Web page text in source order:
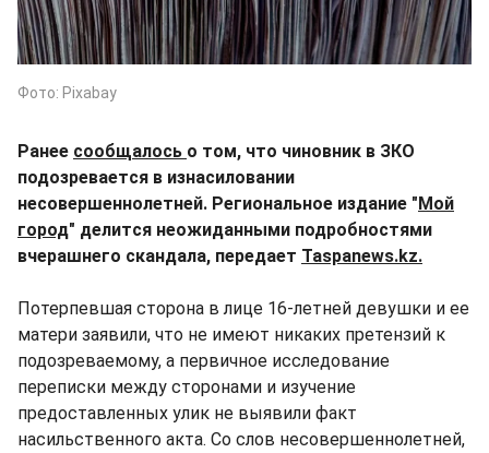
Фото: Pixabay
Ранее сообщалось о том, что чиновник в ЗКО
подозревается в изнасиловании
несовершеннолетней. Региональное издание "Мой
город" делится неожиданными подробностями
вчерашнего скандала, передает Taspanews.kz.
Потерпевшая сторона в лице 16-летней девушки и ее
матери заявили, что не имеют никаких претензий к
подозреваемому, а первичное исследование
переписки между сторонами и изучение
предоставленных улик не выявили факт
насильственного акта. Со слов несовершеннолетней,